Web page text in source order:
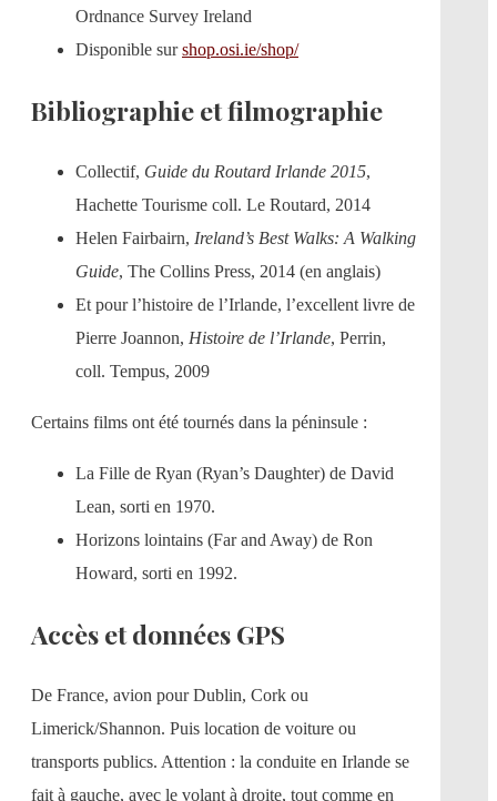
Ordnance Survey Ireland
Disponible surshop.osi.ie/shop/
Bibliographie et filmographie
Collectif, Guide du Routard Irlande 2015,
Hachette Tourisme coll. Le Routard, 2014
Helen Fairbairn, Ireland’s Best Walks: A Walking
Guide, The Collins Press, 2014 (en anglais)
Et pour l’histoire de l’Irlande, l’excellent livre de
Pierre Joannon, Histoire de l’Irlande, Perrin,
coll. Tempus, 2009
Certains films ont été tournés dans la péninsule :
La Fille de Ryan (Ryan’s Daughter) de David
Lean, sorti en 1970.
Horizons lointains (Far and Away) de Ron
Howard, sorti en 1992.
Accès et données GPS
De France, avion pour Dublin, Cork ou
Limerick/Shannon. Puis location de voiture ou
transports publics. Attention : la conduite en Irlande se
fait à gauche, avec le volant à droite, tout comme en